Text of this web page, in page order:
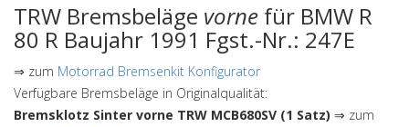
TRW Bremsbeläge vorne für BMW R
80 R Baujahr 1991 Fgst.-Nr.: 247E
⇒ zum Motorrad Bremsenkit Konfigurator
Verfügbare Bremsbeläge in Originalqualität:
Bremsklotz Sinter vorne TRW MCB680SV (1 Satz) ⇒ zum